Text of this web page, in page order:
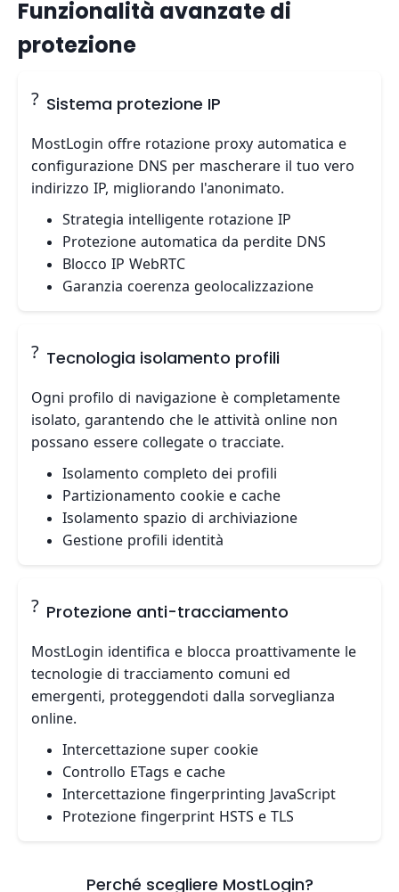
Funzionalità avanzate di
protezione
? Sistema protezione IP
MostLogin offre rotazione proxy automatica e
configurazione DNS per mascherare il tuo vero
indirizzo IP, migliorando l'anonimato.
Strategia intelligente rotazione IP
Protezione automatica da perdite DNS
Blocco IP WebRTC
Garanzia coerenza geolocalizzazione
? Tecnologia isolamento profili
Ogni profilo di navigazione è completamente
isolato, garantendo che le attività online non
possano essere collegate o tracciate.
Isolamento completo dei profili
Partizionamento cookie e cache
Isolamento spazio di archiviazione
Gestione profili identità
?️ Protezione anti-tracciamento
MostLogin identifica e blocca proattivamente le
tecnologie di tracciamento comuni ed
emergenti, proteggendoti dalla sorveglianza
online.
Intercettazione super cookie
Controllo ETags e cache
Intercettazione fingerprinting JavaScript
Protezione fingerprint HSTS e TLS
Perché scegliere MostLogin?